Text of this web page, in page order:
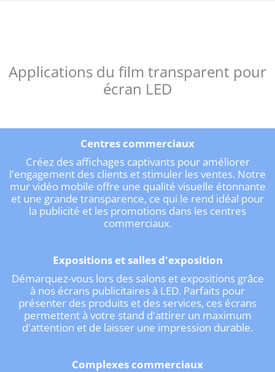
Applications du film transparent pour
écran LED
Centres commerciaux
Créez des affichages captivants pour améliorer
l'engagement des clients et stimuler les ventes. Notre
mur vidéo mobile offre une qualité visuelle étonnante
et une grande transparence, ce qui le rend idéal pour
la publicité et les promotions dans les centres
commerciaux.
Expositions et salles d'exposition
Démarquez-vous lors des salons et expositions grâce
à nos écrans publicitaires à LED. Parfaits pour
présenter des produits et des services, ces écrans
permettent à votre stand d'attirer un maximum
d'attention et de laisser une impression durable.
Complexes commerciaux